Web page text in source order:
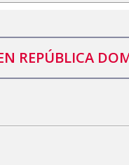
REPÚBLICA